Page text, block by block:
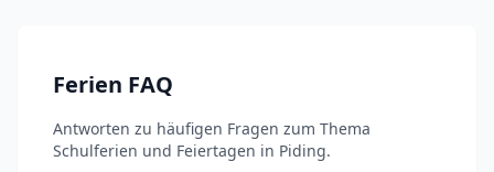
Ferien FAQ
Antworten zu häufigen Fragen zum Thema
Schulferien und Feiertagen in Piding.